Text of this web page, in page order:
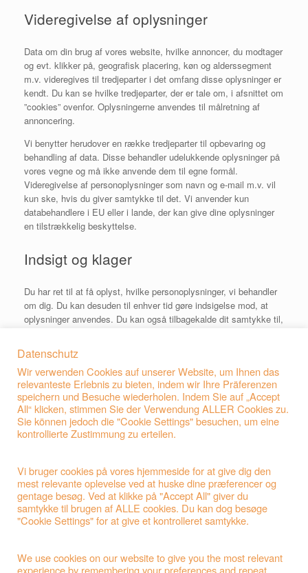
Videregivelse af oplysninger
Data om din brug af vores website, hvilke annoncer, du modtager
og evt. klikker på, geografisk placering, køn og alderssegment
m.v. videregives til tredjeparter i det omfang disse oplysninger er
kendt. Du kan se hvilke tredjeparter, der er tale om, i afsnittet om
”cookies” ovenfor. Oplysningerne anvendes til målretning af
annoncering.
Vi benytter herudover en række tredjeparter til opbevaring og
behandling af data. Disse behandlerudelukkende oplysninger på
vores vegne og må ikke anvende dem til egne formål.
Videregivelse af personoplysninger som navn og e-mail m.v. vil
kun ske, hvis du giver samtykke til det. Vi anvender kun
databehandlere i EU eller i lande, der kan give dine oplysninger
en tilstrækkelig beskyttelse.
Indsigt og klager
Du har ret til at få oplyst, hvilke personoplysninger, vi behandler
om dig. Du kan desuden til enhver tid gøre indsigelse mod, at
oplysninger anvendes. Du kan også tilbagekalde dit samtykke til,
der behandles om dig, er forkerte
eller slettet. Henvendelse herom kan ske til: info@woodimex.eu.
Hvis du vil klage over vores behandling af dine
personoplysninger, har du også mulighed for attage kontakt til
Datatilsynet.
Dette website ejes og publiceres af:
c/o Kontier-Service Schleswig-Holstein
Feldstraße 10
D-24983 Handewitt
Steuer-Nr. 1529000937 Ust ID-Nr. DE814946035 HRB: 6859 FL
www.woodimex.eu
Datenschutz
Wir verwenden Cookies auf unserer Website, um Ihnen das
relevanteste Erlebnis zu bieten, indem wir Ihre Präferenzen
speichern und Besuche wiederholen. Indem Sie auf „Accept
All“ klicken, stimmen Sie der Verwendung ALLER Cookies zu.
Sie können jedoch die "Cookie Settings" besuchen, um eine
kontrollierte Zustimmung zu erteilen.
Vi bruger cookies på vores hjemmeside for at give dig den
mest relevante oplevelse ved at huske dine præferencer og
gentage besøg. Ved at klikke på "Accept All" giver du
samtykke til brugen af ALLE cookies. Du kan dog besøge
"Cookie Settings" for at give et kontrolleret samtykke.
We use cookies on our website to give you the most relevant
experience by remembering your preferences and repeat